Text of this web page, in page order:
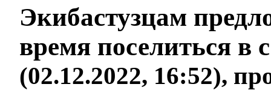
Экибастузцам
время поселиться в
(02.12.2022, 16:52),